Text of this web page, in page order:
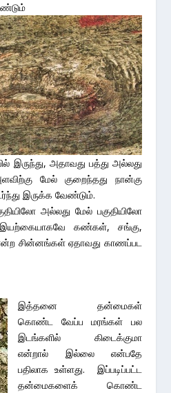
இருந்து, அதாவது பத்து அல்லது
மேல் குறைந்தது நான்கு
இருக்க வேண்டும்.
அல்லது மேல் பகுதியிலோ
கண்கள், சங்கு,
சின்னங்கள் ஏதாவது காணப்பட
இத்தனை தன்மைகள்
கொண்ட வேப்ப மரங்கள் பல
இடங்களில் கிடைக்குமா
என்றால் இல்லை என்பதே
பதிலாக உள்ளது. இப்படிப்பட்ட
தன்மைகளைக் கொண்ட